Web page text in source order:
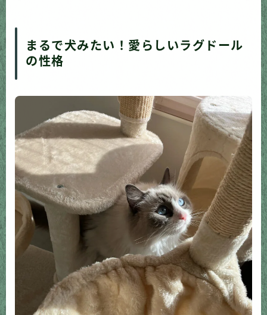
まるで犬みたい！愛らしいラグドール
の性格